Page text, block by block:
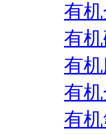
有
有
有
有
有